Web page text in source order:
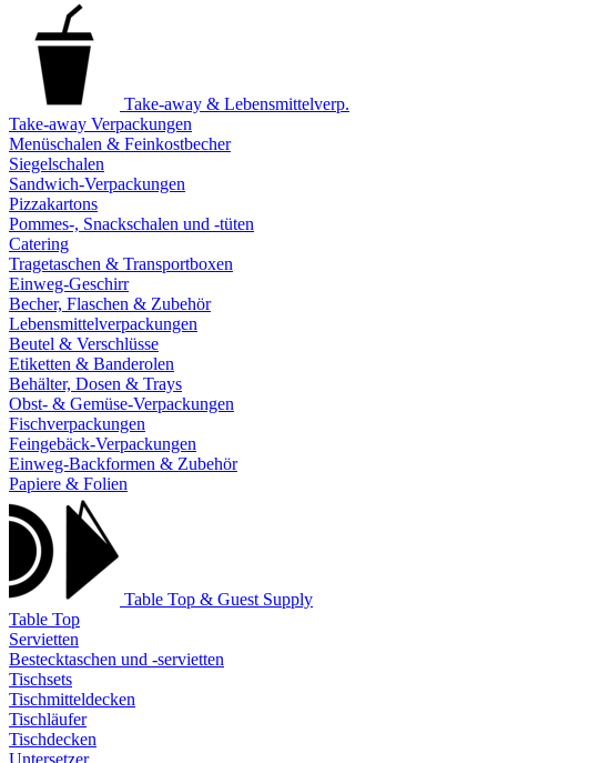
Take-away & Lebensmittelverp.
Take-away Verpackungen
Menüschalen & Feinkostbecher
Siegelschalen
Sandwich-Verpackungen
Pizzakartons
Pommes-, Snackschalen und -tüten
Catering
Tragetaschen & Transportboxen
Einweg-Geschirr
Becher, Flaschen & Zubehör
Lebensmittelverpackungen
Beutel & Verschlüsse
Etiketten & Banderolen
Behälter, Dosen & Trays
Obst- & Gemüse-Verpackungen
Fischverpackungen
Feingebäck-Verpackungen
Einweg-Backformen & Zubehör
Papiere & Folien
Table Top & Guest Supply
Table Top
Servietten
Bestecktaschen und -servietten
Tischsets
Tischmitteldecken
Tischläufer
Tischdecken